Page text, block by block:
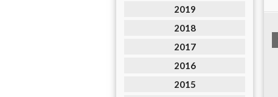
2019
2018
2017
2016
2015